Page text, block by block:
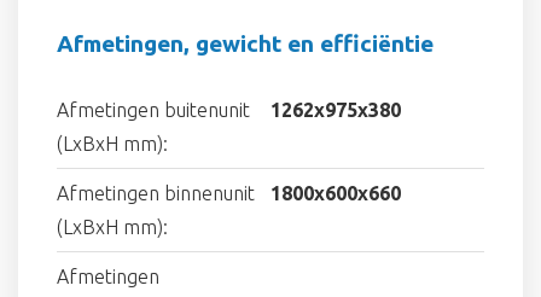
Afmetingen, gewicht en efficiëntie
Afmetingen buitenunit
(LxBxH mm):
1262x975x380
Afmetingen binnenunit
(LxBxH mm):
1800x600x660
Afmetingen